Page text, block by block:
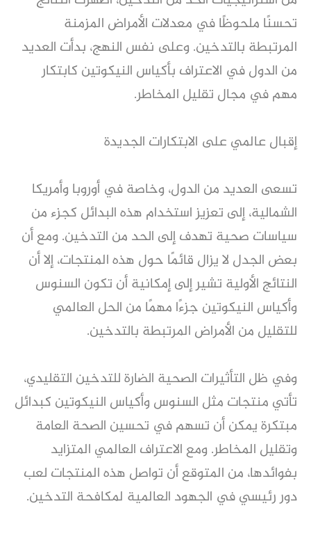
تحسنًا ملحوظًا في معدلات الأمراض المزمنة
المرتبطة بالتدخين. وعلى نفس النهج، بدأت العديد
من الدول في الاعتراف بأكياس النيكوتين كابتكار
مهم في مجال تقليل المخاطر.
إقبال عالمي على الابتكارات الجديدة
تسعى العديد من الدول، وخاصة في أوروبا وأمريكا
الشمالية، إلى تعزيز استخدام هذه البدائل كجزء من
سياسات صحية تهدف إلى الحد من التدخين. ومع أن
بعض الجدل لا يزال قائمًا حول هذه المنتجات، إلا أن
النتائج الأولية تشير إلى إمكانية أن تكون السنوس
وأكياس النيكوتين جزءًا مهمًا من الحل العالمي
للتقليل من الأمراض المرتبطة بالتدخين.
وفي ظل التأثيرات الصحية الضارة للتدخين التقليدي،
تأتي منتجات مثل السنوس وأكياس النيكوتين كبدائل
مبتكرة يمكن أن تسهم في تحسين الصحة العامة
وتقليل المخاطر. ومع الاعتراف العالمي المتزايد
بفوائدها، من المتوقع أن تواصل هذه المنتجات لعب
دور رئيسي في الجهود العالمية لمكافحة التدخين.